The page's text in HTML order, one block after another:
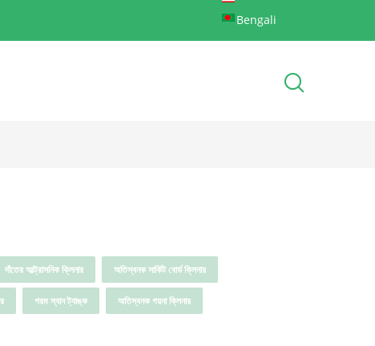
Bengali
দাঁতের আল্ট্রাসনিক ক্লিনার অতিস্বনক সার্কিট বোর্ড ক্লিনার
গরম স্যান ট্যাঙ্ক অতিস্বনক গয়না ক্লিনার